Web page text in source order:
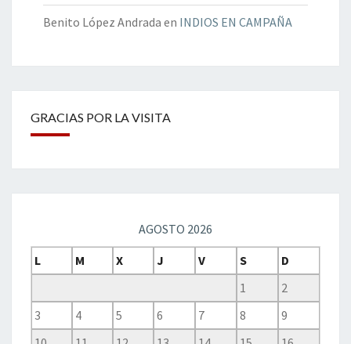
Benito López Andrada en INDIOS EN CAMPAÑA
GRACIAS POR LA VISITA
AGOSTO 2026
L
M X J V S
D
1
2
3
4 5 6 7 8
9